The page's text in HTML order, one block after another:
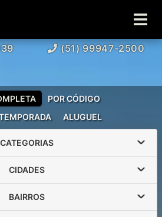
(51) 99947-2500
ALUGUEL
POR CÓDIGO
CATEGORIAS
CIDADES
BAIRROS